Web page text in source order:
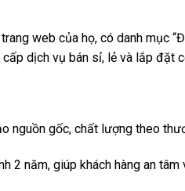
web của họ, có danh mục
dịch vụ bán sỉ, lẻ và lắp đặt
nguồn gốc, chất lượng theo
năm, giúp khách hàng an tâm